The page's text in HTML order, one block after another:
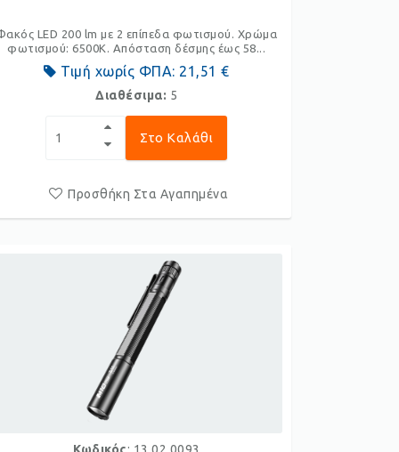
LED 200 lm με 2 επίπεδα φωτισμού. Χρώμα
φωτισμού: 6500Κ. Aπόσταση δέσμης έως 58...
Τιμή χωρίς ΦΠΑ: 21,51 €
Διαθέσιμα: 5
Στο Καλάθι
Προσθήκη Στα Αγαπημένα